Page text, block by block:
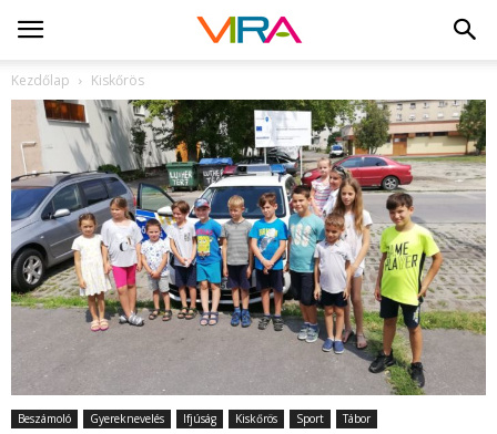
Kezdőlap Kiskőrös
Beszámoló Gyereknevelés Ifjúság Kiskőrös Sport Tábor